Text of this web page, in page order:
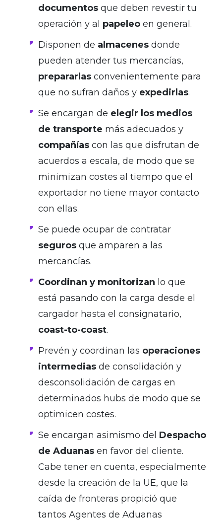
documentos que deben revestir tu
operación y al papeleo en general.
Disponen de almacenes donde
pueden atender tus mercancías,
prepararlas convenientemente para
que no sufran daños y expedirlas.
Se encargan de elegir los medios
de transporte más adecuados y
compañías con las que disfrutan de
acuerdos a escala, de modo que se
minimizan costes al tiempo que el
exportador no tiene mayor contacto
con ellas.
Se puede ocupar de contratar
seguros que amparen a las
mercancías.
Coordinan y monitorizan lo que
está pasando con la carga desde el
cargador hasta el consignatario,
coast-to-coast.
Prevén y coordinan las operaciones
intermedias de consolidación y
desconsolidación de cargas en
determinados hubs de modo que se
optimicen costes.
Se encargan asimismo del Despacho
de Aduanas en favor del cliente.
Cabe tener en cuenta, especialmente
desde la creación de la UE, que la
caída de fronteras propició que
tantos Agentes de Aduanas